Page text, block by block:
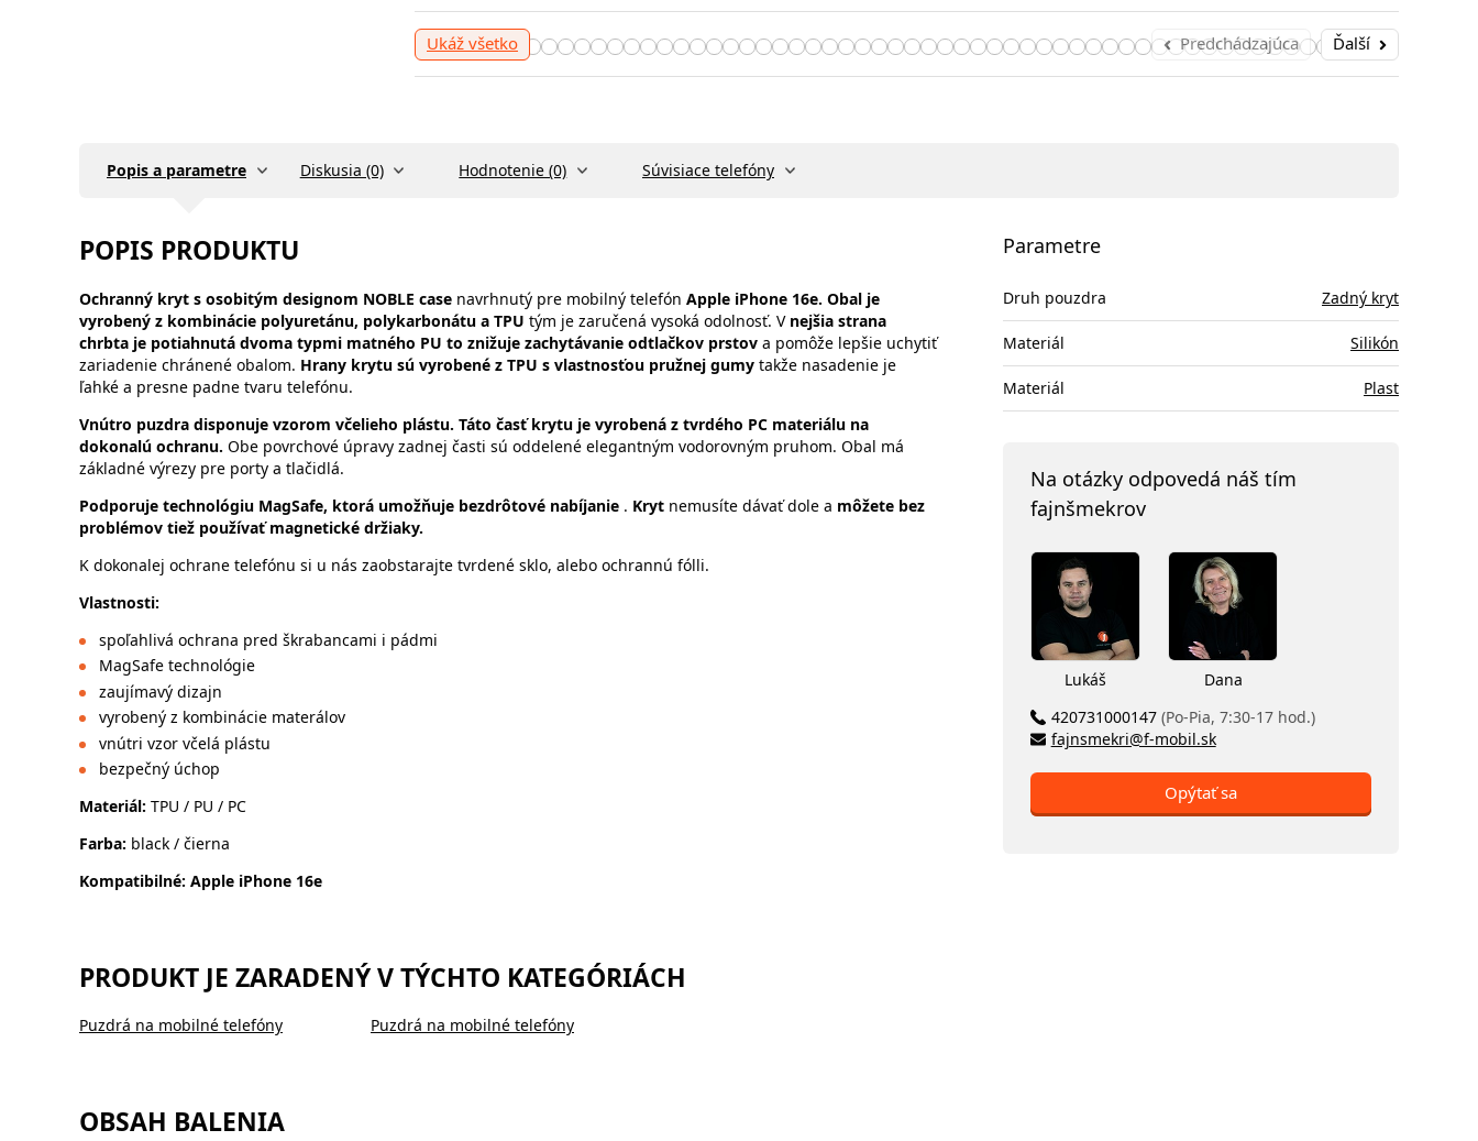
Ukáž všetko Predchádzajúca Ďalší
Popis a parametre Diskusia (0) Hodnotenie (0) Súvisiace telefóny
POPIS PRODUKTU
Ochranný kryt s osobitým designom NOBLE case navrhnutý pre mobilný telefón Apple iPhone 16e. Obal je
vyrobený z kombinácie polyuretánu, polykarbonátu a TPU tým je zaručená vysoká odolnosť. V nejšia strana
chrbta je potiahnutá dvoma typmi matného PU to znižuje zachytávanie odtlačkov prstov a pomôže lepšie uchytiť
zariadenie chránené obalom. Hrany krytu sú vyrobené z TPU s vlastnosťou pružnej gumy takže nasadenie je
ľahké a presne padne tvaru telefónu.
Vnútro puzdra disponuje vzorom včelieho plástu. Táto časť krytu je vyrobená z tvrdého PC materiálu na
dokonalú ochranu. Obe povrchové úpravy zadnej časti sú oddelené elegantným vodorovným pruhom. Obal má
základné výrezy pre porty a tlačidlá.
Podporuje technológiu MagSafe, ktorá umožňuje bezdrôtové nabíjanie . Kryt nemusíte dávať dole a môžete bez
problémov tiež používať magnetické držiaky.
K dokonalej ochrane telefónu si u nás zaobstarajte tvrdené sklo, alebo ochrannú fólli.
Vlastnosti:
spoľahlivá ochrana pred škrabancami i pádmi
MagSafe technológie
zaujímavý dizajn
vyrobený z kombinácie materálov
vnútri vzor včelá plástu
bezpečný úchop
Materiál: TPU / PU / PC
Farba: black / čierna
Kompatibilné: Apple iPhone 16e
PRODUKT JE ZARADENÝ V TÝCHTO KATEGÓRIÁCH
Puzdrá na mobilné telefóny Puzdrá na mobilné telefóny
OBSAH BALENIA
Parametre
Druh pouzdra Zadný kryt
Materiál Silikón
Materiál Plast
Na otázky odpovedá náš tím
fajnšmekrov
Lukáš
Dana
420731000147 (Po-Pia, 7:30-17 hod.)
fajnsmekri@f-mobil.sk
Opýtať sa